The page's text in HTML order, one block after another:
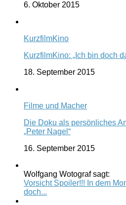
6. Oktober 2015
KurzfilmKino
KurzfilmKino: „Ich bin doch
18. September 2015
Filme und Macher
Die Doku als persönliches
„Peter Nagel“
16. September 2015
Wolfgang Wotograf sagt:
Vorsicht Spoiler!!! In dem
doch...